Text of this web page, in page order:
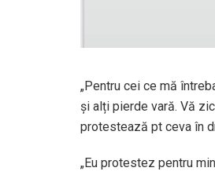
„Pentru cei ce mă
și alți pierde vară. Vă
protestează pt ceva în
„Eu protestez pentru